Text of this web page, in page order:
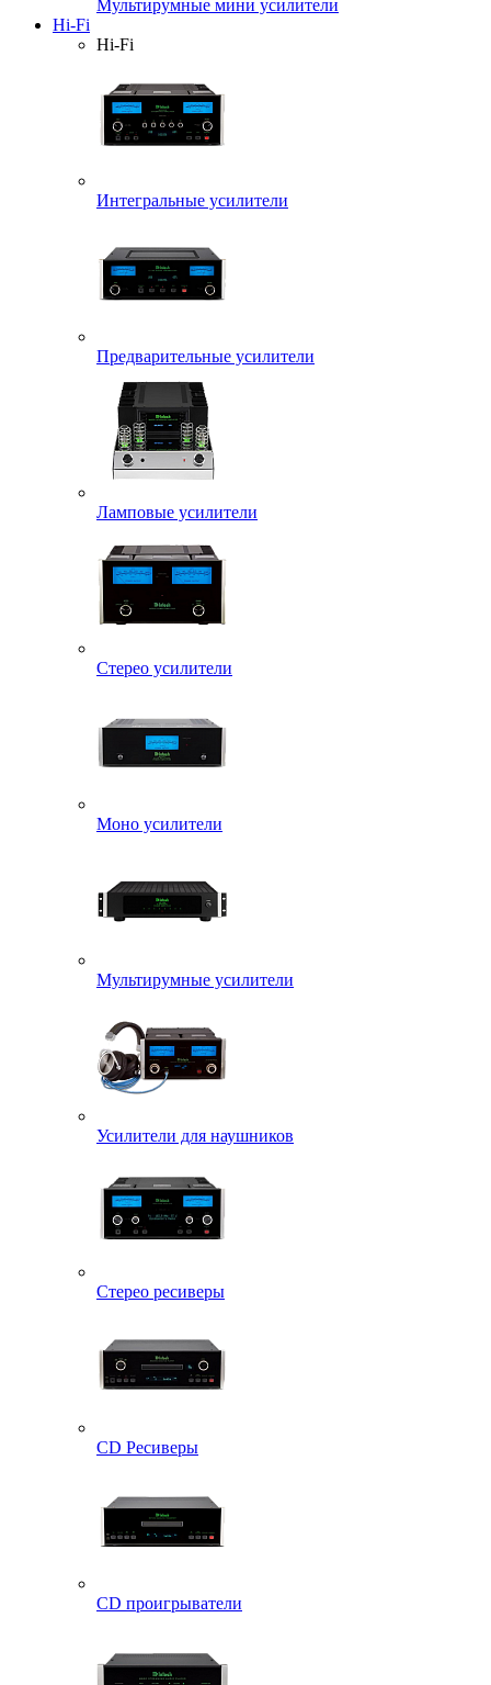
Мультирумные мини усилители
Hi-Fi
Hi-Fi
Интегральные усилители
Предварительные усилители
Ламповые усилители
Стерео усилители
Моно усилители
Мультирумные усилители
Усилители для наушников
Стерео ресиверы
CD Ресиверы
CD проигрыватели